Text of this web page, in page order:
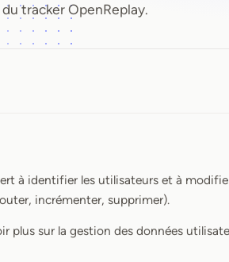
tracker OpenReplay.
à identifier les utilisateurs et à
incrémenter, supprimer).
plus sur la gestion des données